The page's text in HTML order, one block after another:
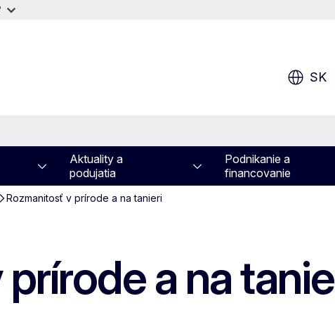
SK
Aktuality a
podujatia
Podnikanie a
financovanie
Rozmanitosť v prírode a na tanieri
a na